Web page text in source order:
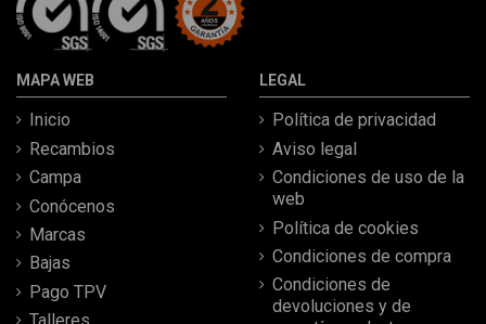
MAPA WEB
Inicio
Recambios
Campa
Conócenos
Marcas
Bajas
Pago TPV
LEGAL
Política de privacidad
Aviso legal
Condiciones de uso de la
web
Política de cookies
Condiciones de compra
Condiciones de
devoluciones y de